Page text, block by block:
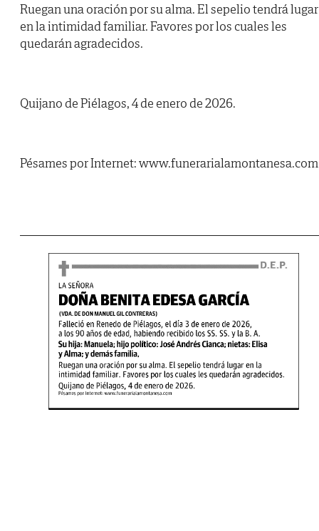
Ruegan una oración por su alma. El sepelio tendrá lugar
en la intimidad familiar. Favores por los cuales les
quedarán agradecidos.
Quijano de Piélagos, 4 de enero de 2026.
Pésames por Internet: www.funerarialamontanesa.com